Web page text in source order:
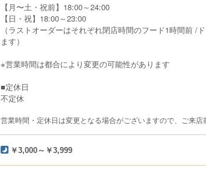
【月〜土・祝前】18:00～24:00
【日・祝】18:00～23:00
（ラストオーダーはそれぞれ閉店時間のフード1時間前 /
ます）
※営業時間は都合により変更の可能性があります
■定休日
不定休
営業時間・定休日は変更となる場合がございますので、ご来店
￥3,000～￥3,999